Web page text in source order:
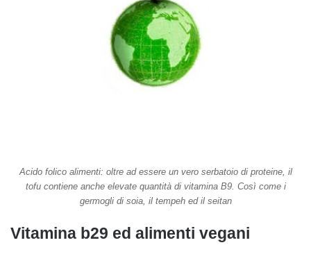
Acido folico alimenti: oltre ad essere un vero serbatoio di proteine, il
tofu contiene anche elevate quantità di vitamina B9. Così come i
germogli di soia, il tempeh ed il seitan
Vitamina b29 ed alimenti vegani